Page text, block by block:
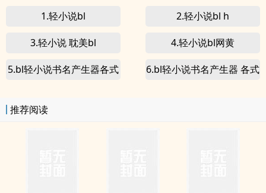
1.轻小说bl
2.轻小说bl h
3.轻小说 耽美bl 4.轻小说bl网黄
5.bl轻小说书名产生器各式
6.bl轻小说书名产生器 各式
推荐阅读